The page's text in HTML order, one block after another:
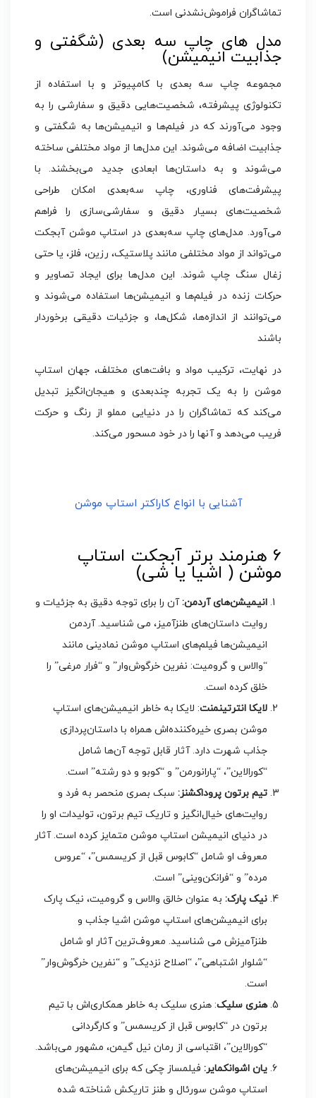
تماشاگران فراموش‌نشدنی است.
مدل‌ های چاپ سه‌ بعدی (شگفتی و
جذابیت انیمیشن)
مجموعه چاپ سه بعدی با کامپیوتر و با استفاده از
تکنولوژی پیشرفته، شخصیت‌هایی دقیق و سفارشی را به
وجود می‌آورند که در فیلم‌ها و انیمیشن‌ها به شگفتی و
جذابیت اضافه می‌شوند. این مدل‌ها از مواد مختلفی ساخته
می‌شوند و به داستان‌ها ابعادی جدید می‌بخشند. با
پیشرفت‌های فناوری، چاپ سه‌بعدی امکان طراحی
شخصیت‌های بسیار دقیق و سفارشی‌سازی را فراهم
می‌آورد. مدل‌های چاپ سه‌بعدی در استاپ موشن آبجکت
می‌تواند از مواد مختلفی مانند پلاستیک، رزین، فلز، یا حتی
زغال سنگ چاپ شوند. این مدل‌ها برای ایجاد تصاویر و
حرکات زنده در فیلم‌ها و انیمیشن‌ها استفاده می‌شوند و
می‌توانند از اندازه‌ها، شکل‌ها، و جزئیات دقیقی برخوردار
باشند
در نهایت، ترکیب مواد و بافت‌های مختلف، جهان استاپ
موشن را به یک تجربه چندبعدی و هیجان‌انگیز تبدیل
می‌کند که تماشاگران را در دنیایی مملو از رنگ و حرکت
فریب می‌دهد و آنها را در خود مسحور می‌کند.
آشنایی با انواع کاراکتر استاپ موشن
6 هنرمند برتر آبجکت استاپ
موشن ( اشیا یا شی)
انیمیشن‌های آردمن:آن را برای توجه دقیق به جزئیات و
روایت داستان‌های طنزآمیز، می شناسید. آردمن
انیمیشن‌ها فیلم‌های استاپ موشن نمادینی مانند
“والاس و گرومیت: نفرین خرگوش‌وار” و “فرار مرغی” را
خلق کرده‌ است.
لایکا انترتینمنت: لایکا به خاطر انیمیشن‌های استاپ
موشن بصری خیره‌کننده‌اش همراه با داستان‌پردازی
جذاب شهرت دارد. آثار قابل توجه آن‌ها شامل
“کورالاین”، “پارانورمن” و “کوبو و دو رشته” است.
تیم برتون پروداکشنز: سبک بصری منحصر به فرد و
روایت‌های خیال‌انگیز و تاریک تیم برتون، تولیدات او را
در دنیای انیمیشن استاپ موشن متمایز کرده است. آثار
معروف او شامل “کابوس قبل از کریسمس”، “عروس
مرده” و “فرانکن‌وینی” است.
نیک پارک: به عنوان خالق والاس و گرومیت، نیک پارک
برای انیمیشن‌های استاپ موشن اشیا جذاب و
طنزآمیزش می شناسید. معروف‌ترین آثار او شامل
“شلوار اشتباهی”، “اصلاح نزدیک” و “نفرین خرگوش‌وار”
است.
هنری سلیک: هنری سلیک به خاطر همکاری‌اش با تیم
برتون در “کابوس قبل از کریسمس” و کارگردانی
“کورالاین”، اقتباسی از رمان نیل گیمن، مشهور می‌باشد.
یان اشوانکمایر: فیلمساز چکی که برای انیمیشن‌های
استاپ موشن سورئال و طنز تاریکش شناخته شده